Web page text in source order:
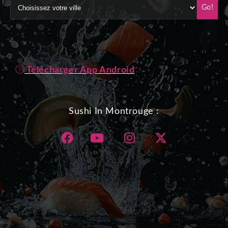
Go!
Télécharger App Android
Sushi In Montrouge :